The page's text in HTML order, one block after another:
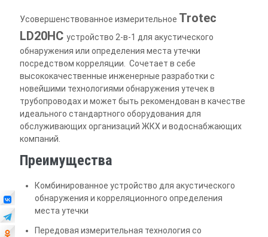
Усовершенствованное измерительное Trotec
LD20HC устройство 2-в-1 для акустического
обнаружения или определения места утечки
посредством корреляции. Cочетает в себе
высококачественные инженерные разработки с
новейшими технологиями обнаружения утечек в
трубопроводах и может быть рекомендован в качестве
идеального стандартного оборудования для
обслуживающих организаций ЖКХ и водоснабжающих
компаний.
Преимущества
Комбинированное устройство для акустического
обнаружения и корреляционного определения
места утечки
Передовая измерительная технология со